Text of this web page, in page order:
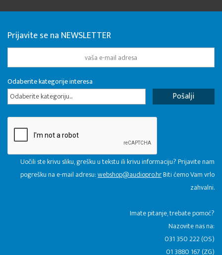
Prijavite se na NEWSLETTER
Odaberite kategorije interesa
Odaberite kategoriju...
Uočili ste krivu sliku, grešku u tekstu ili krivu informaciju? Prijavite nam
pogrešku na e-mail adresu:webshop@audiopro.hrBiti ćemo Vam vrlo
zahvalni.
​Imate pitanje, trebate pomoć?
Nazovite nas na:
031 350 222 (OS)
01 3880 167 (ZG)